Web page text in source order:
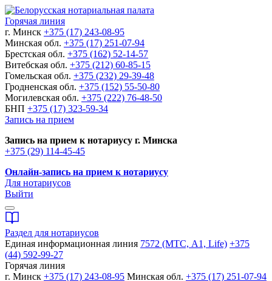
Горячая линия
г. Минск +375 (17) 243-08-95
Минская обл. +375 (17) 251-07-94
Брестская обл. +375 (162) 52-14-57
Витебская обл. +375 (212) 60-85-15
Гомельская обл. +375 (232) 29-39-48
Гродненская обл. +375 (152) 55-50-80
Могилевская обл. +375 (222) 76-48-50
БНП +375 (17) 323-59-34
Запись на прием
Запись на прием к нотариусу г. Минска
+375 (29) 114-45-45
Онлайн-запись на прием к нотариусу
Для нотариусов
Выйти
Раздел для нотариусов
Единая информационная линия 7572 (МТС, A1, Life) +375
(44) 592-99-27
Горячая линия
г. Минск +375 (17) 243-08-95 Минская обл. +375 (17) 251-07-94